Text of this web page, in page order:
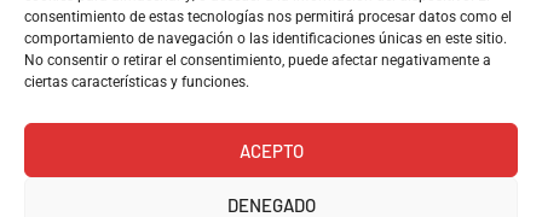
consentimiento de estas tecnologías nos permitirá procesar datos como el
comportamiento de navegación o las identificaciones únicas en este sitio.
No consentir o retirar el consentimiento, puede afectar negativamente a
ciertas características y funciones.
ACEPTO
DENEGADO